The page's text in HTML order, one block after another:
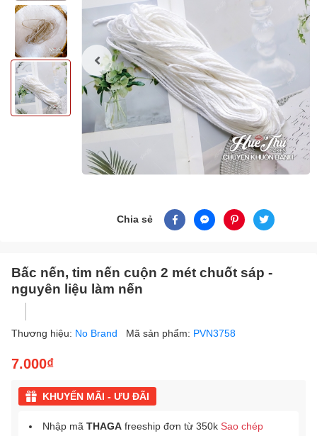
Chia sẻ
Bấc nến, tim nến cuộn 2 mét chuốt sáp -
nguyên liệu làm nến
Thương hiệu: No Brand Mã sản phẩm: PVN3758
7.000₫
KHUYẾN MÃI - ƯU ĐÃI
Nhập mã THAGA freeship đơn từ 350k Sao chép